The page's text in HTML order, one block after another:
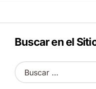
Buscar en el
B
u